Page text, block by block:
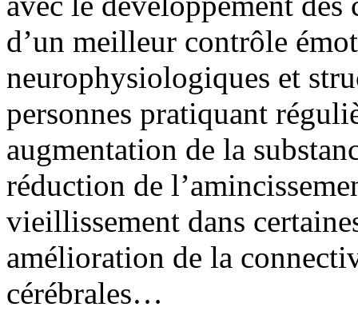
d’un meilleur contrôle
neurophysiologiques et
personnes pratiquant
augmentation de la
réduction de
vieillissement dans
amélioration de la
cérébrales…